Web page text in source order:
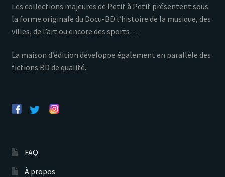
Les collections majeures de Petit à Petit présentent sous
la forme originale du Docu-BD l’histoire de la musique, des
villes, de l’art ou encore des sports…
La maison d’édition développe également en parallèle des
fictions BD de qualité.
FAQ
À propos